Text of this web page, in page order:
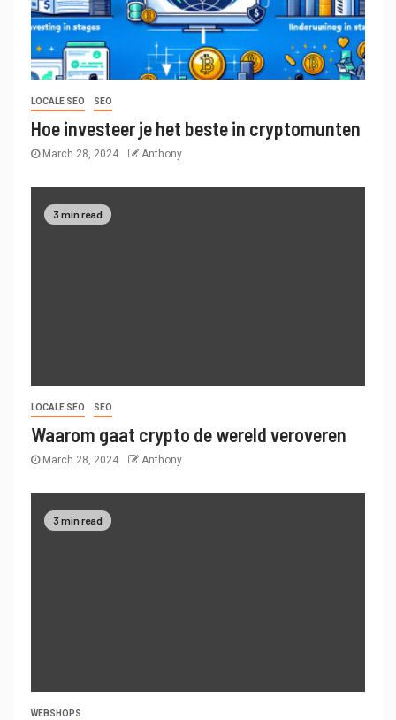
LOCALE SEO SEO
Hoe investeer je het beste in cryptomunten
March 28, 2024 Anthony
3 min read
LOCALE SEO SEO
Waarom gaat crypto de wereld veroveren
March 28, 2024 Anthony
3 min read
WEBSHOPS